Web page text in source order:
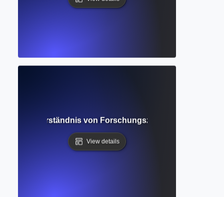
Verständnis von
View details